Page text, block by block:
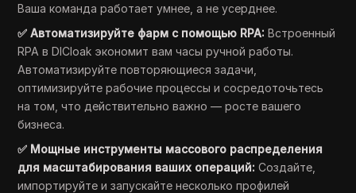
Ваша команда работает умнее, а не усерднее.
✅ Автоматизируйте фарм с помощью RPA: Встроенный
RPA в DICloak экономит вам часы ручной работы.
Автоматизируйте повторяющиеся задачи,
оптимизируйте рабочие процессы и сосредоточьтесь
на том, что действительно важно — росте вашего
бизнеса.
✅ Мощные инструменты массового распределения
для масштабирования ваших операций: Создайте,
импортируйте и запускайте несколько профилей